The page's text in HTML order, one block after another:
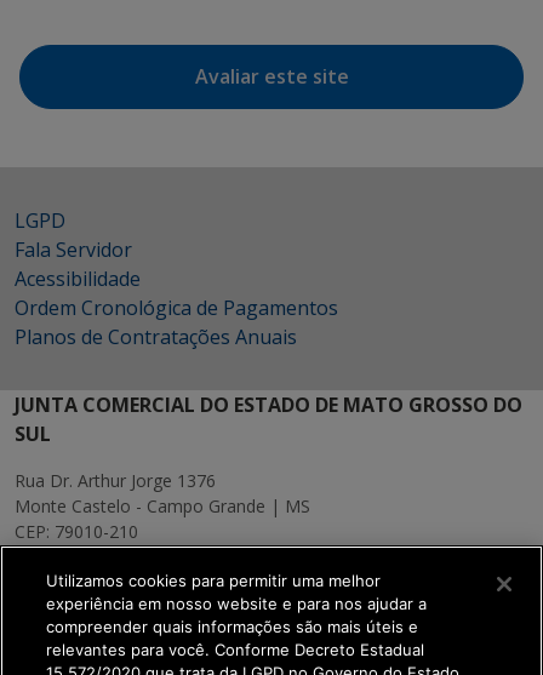
Avaliar este site
LGPD
Fala Servidor
Acessibilidade
Ordem Cronológica de Pagamentos
Planos de Contratações Anuais
JUNTA COMERCIAL DO ESTADO DE MATO GROSSO DO
SUL
Rua Dr. Arthur Jorge 1376
Monte Castelo - Campo Grande | MS
CEP: 79010-210
MAPA
Utilizamos cookies para permitir uma melhor
experiência em nosso website e para nos ajudar a
compreender quais informações são mais úteis e
relevantes para você. Conforme Decreto Estadual